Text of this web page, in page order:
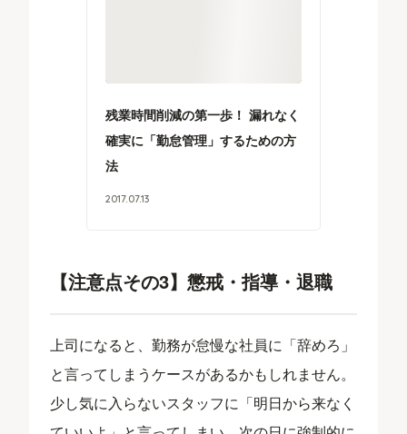
残業時間削減の第一歩！ 漏れなく
確実に「勤怠管理」するための方
法
2017.07.13
【注意点その3】懲戒・指導・退職
上司になると、勤務が怠慢な社員に「辞めろ」
と言ってしまうケースがあるかもしれません。
少し気に入らないスタッフに「明日から来なく